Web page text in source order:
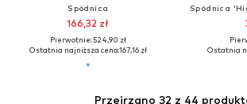
Spódnica
166,32 zł
Pierwotnie: 524,90 zł
Ostatnia najniższa cena:167,16 zł
Spódnica
Ostatnia
Przejrzano 32 z 44